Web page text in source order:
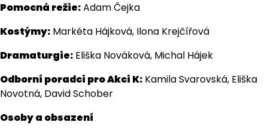
Pomocná režie:Adam Čejka
Kostýmy: Markéta Hájková, Ilona Krejčířová
Dramaturgie: Eliška Nováková, Michal Hájek
Odborní poradci pro Akci K: Kamila Svarovská, Eliška
Novotná, David Schober
Osoby a obsazení